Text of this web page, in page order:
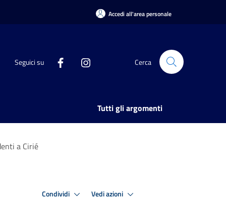
Accedi all'area personale
Seguici su Cerca
Tutti gli argomenti
a Cirié
Condividi Vedi azioni